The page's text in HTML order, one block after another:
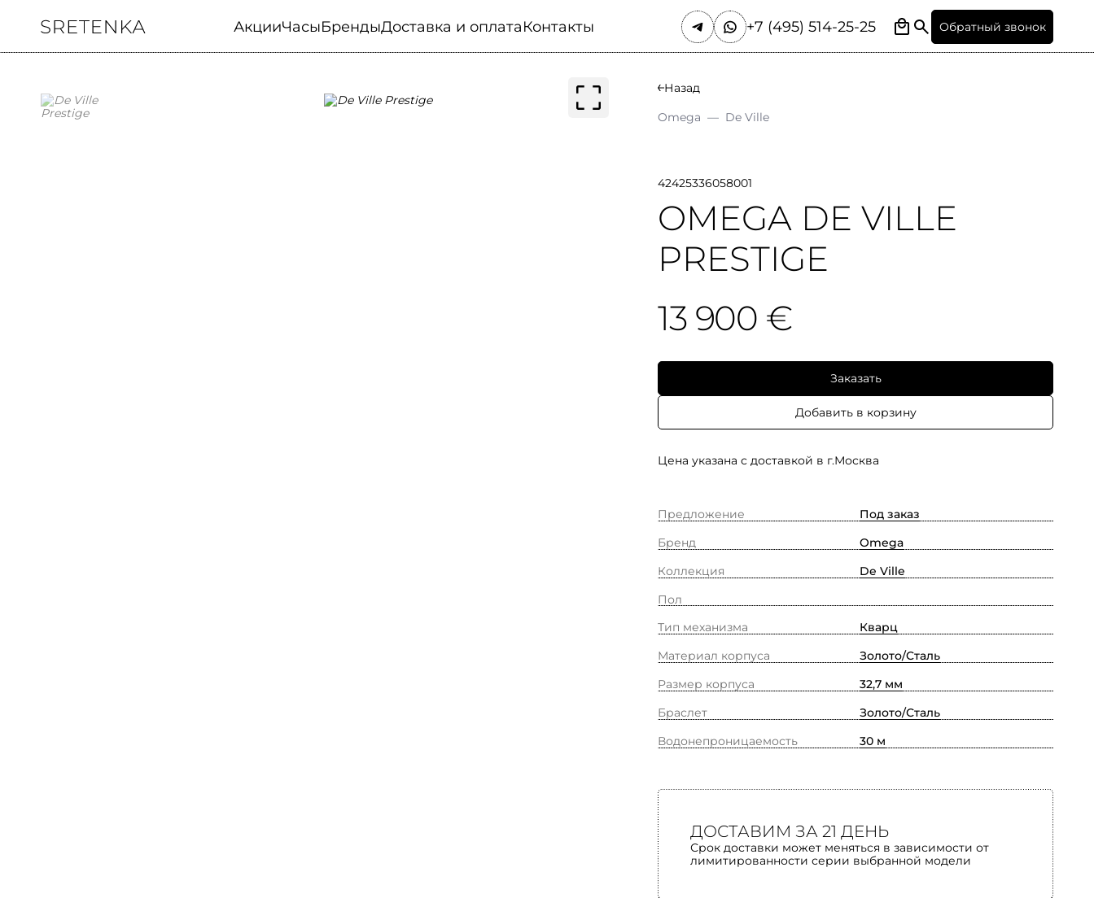
АкцииЧасыБрендыДоставка и оплатаКонтакты +7 (495) 514-25-25 Обратный звонок
Назад
Omega — De Ville
42425336058001
OMEGA DE VILLE
PRESTIGE
13 900 €
Заказать
Добавить в корзину
Цена указана с доставкой в г.Москва
Предложение
Под заказ
Бренд
Omega
Коллекция
De Ville
Пол
Тип механизма
Кварц
Материал корпуса
Золото/Cталь
Размер корпуса
32,7 мм
Браслет
Золото/Сталь
Водонепроницаемость
30 м
ДОСТАВИМ ЗА 21 ДЕНЬ
Срок доставки может меняться в зависимости от
лимитированности серии выбранной модели